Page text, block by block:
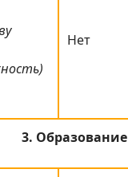
Нет
3. Образование